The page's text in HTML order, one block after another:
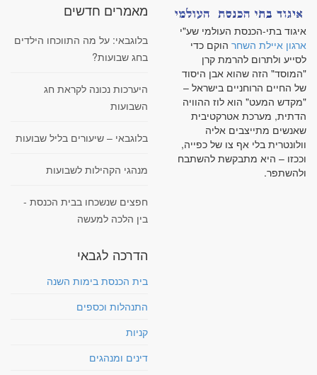
איגוד בתי-הכנסת העולמי שע"י
ארגון איילת השחר הוקם כדי
לסייע ולתרום להרמת קרן
"המוסד" הזה שהוא אבן היסוד
של החיים הרוחניים בישראל –
"מקדש המעט" הוא לוז ההוויה
הדתית, מערכת אטרקטיבית
שאנשים מתייצבים אליה
וולונטרית בלי אף צו של כפייה,
וככזו – היא מתבקשת להשתבח
ולהשתפר.
מאמרים חדשים
בלוגבאי: על מה התווכחו הילדים
בחג שבועות?
היערכות נכונה לקראת חג
השבועות
בלוגבאי – שיעורים בליל שבועות
מנהגי הקהילות לשבועות
חפצים שנשכחו בבית הכנסת -
בין הלכה למעשה
הדרכה לגבאי
בית הכנסת בימות השנה
התנהלות וכספים
קניות
דינים ומנהגים